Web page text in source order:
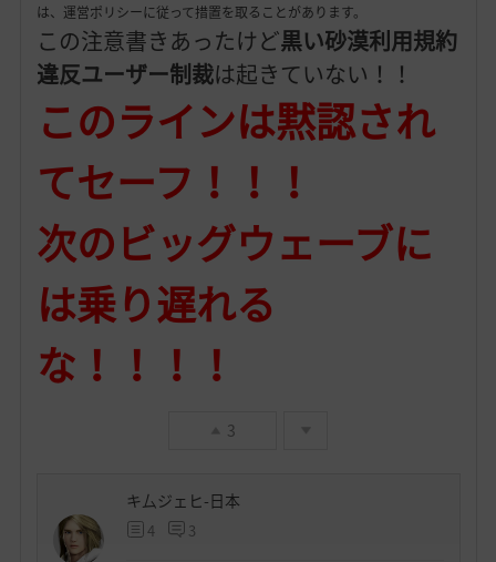
は、運営ポリシーに従って措置を取ることがあります。
この注意書きあったけど黒い砂漠利用規約
違反ユーザー制裁は起きていない！！
このラインは黙認され
てセーフ！！！
次のビッグウェーブに
は乗り遅れる
な！！！！
3
キ厶ジェヒ-日本
4 3